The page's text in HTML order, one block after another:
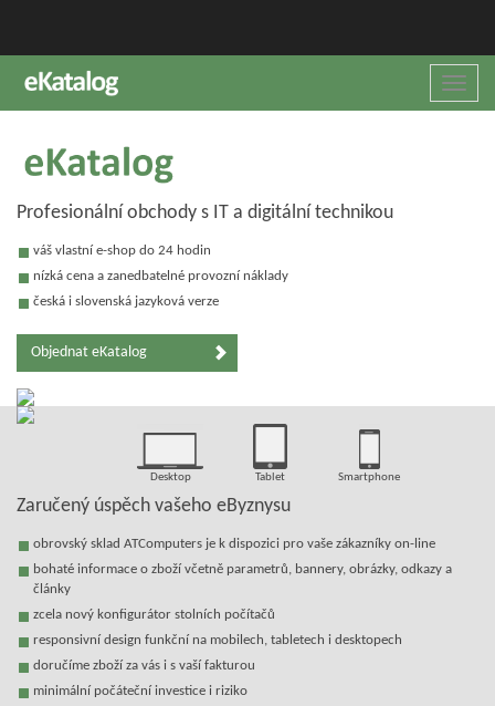
Toggle
Profesionální obchody s IT a digitální technikou
váš vlastní e-shop do 24 hodin
nízká cena a zanedbatelné provozní náklady
česká i slovenská jazyková verze
Objednat eKatalog
Desktop Tablet Smartphone
Zaručený úspěch vašeho eByznysu
obrovský sklad ATComputers je k dispozici pro vaše zákazníky on-line
bohaté informace o zboží včetně parametrů, bannery, obrázky, odkazy a
články
zcela nový konfigurátor stolních počítačů
responsivní design funkční na mobilech, tabletech i desktopech
doručíme zboží za vás i s vaší fakturou
minimální počáteční investice i riziko